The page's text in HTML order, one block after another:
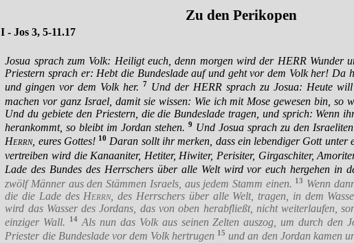
Zu den Perikopen
I - Jos 3, 5-11.17
Josua sprach zum Volk: Heiligt euch, denn morgen wird der HERR Wunder
Priestern sprach er: Hebt die Bundeslade auf und geht vor dem Volk her! Da
und gingen vor dem Volk her.
7 Und der HERR sprach zu Josua: Heute
machen vor ganz Israel, damit sie wissen: Wie ich mit Mose gewesen bin, so
Und du gebiete den Priestern, die die Bundeslade tragen, und sprich: Wenn
herankommt, so bleibt im Jordan stehen. 9 Und Josua sprach zu den
Herrn, eures Gottes! 10 Daran sollt ihr merken, dass ein lebendiger Gott unter
vertreiben wird die Kanaaniter, Hetiter, Hiwiter, Perisiter, Girgaschiter,
Lade des Bundes des Herrschers über alle Welt wird vor euch hergehen in
zwölf Männer aus den Stämmen Israels, aus jedem Stamm einen. 13 Wenn
die die Lade des Herrn, des Herrschers über alle Welt, tragen, in dem
wird das Wasser des Jordans, das von oben herabfließt, nicht weiterlaufen,
einziger Wall.
14 Als nun das Volk aus seinen Zelten auszog, um durch den
Priester die Bundeslade vor dem Volk hertrugen 15 und an den Jordan kamen